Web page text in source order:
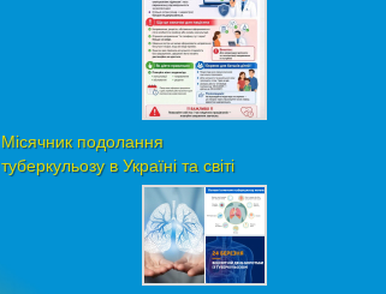
Місячник подолання
туберкульозу в Україні та світі